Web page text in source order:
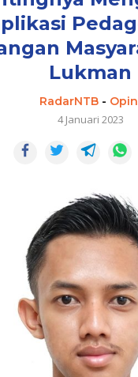
Lukman
RadarNTB -
4 Januari 2023